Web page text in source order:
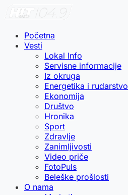
Početna
Vesti
Lokal Info
Servisne informacije
Iz okruga
Energetika i rudarstvo
Ekonomija
Društvo
Hronika
Sport
Zdravlje
Zanimljivosti
Video priče
FotoPuls
Beleške prošlosti
O nama